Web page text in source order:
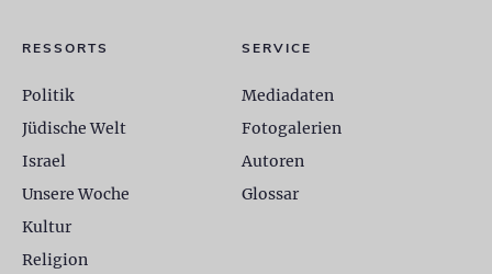
RESSORTS
Politik
Jüdische Welt
Israel
Unsere Woche
Kultur
Religion
SERVICE
Mediadaten
Fotogalerien
Autoren
Glossar